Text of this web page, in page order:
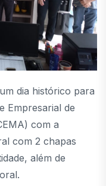
dia histórico para
Empresarial de
com a
com 2 chapas
além de